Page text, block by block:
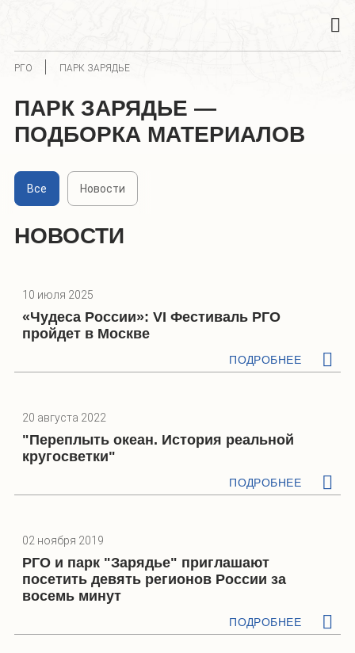
РГО ПАРК ЗАРЯДЬЕ
ПАРК ЗАРЯДЬЕ —
ПОДБОРКА МАТЕРИАЛОВ
Все Новости
НОВОСТИ
10 июля 2025
«Чудеса России»: VI Фестиваль РГО
пройдет в Москве
ПОДРОБНЕЕ
20 августа 2022
"Переплыть океан. История реальной
кругосветки"
ПОДРОБНЕЕ
02 ноября 2019
РГО и парк "Зарядье" приглашают
посетить девять регионов России за
восемь минут
ПОДРОБНЕЕ